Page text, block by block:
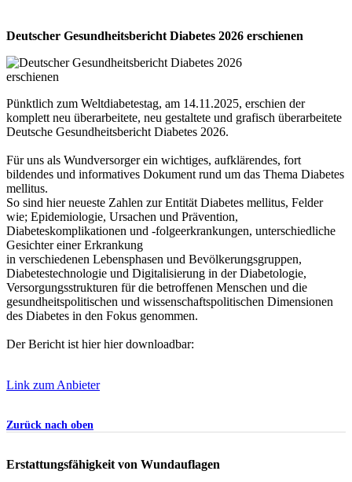
Deutscher Gesundheitsbericht Diabetes 2026 erschienen
Pünktlich zum Weltdiabetestag, am 14.11.2025, erschien der
komplett neu überarbeitete, neu gestaltete und grafisch überarbeitete
Deutsche Gesundheitsbericht Diabetes 2026.
Für uns als Wundversorger ein wichtiges, aufklärendes, fort
bildendes und informatives Dokument rund um das Thema Diabetes
mellitus.
So sind hier neueste Zahlen zur Entität Diabetes mellitus, Felder
wie; Epidemiologie, Ursachen und Prävention,
Diabeteskomplikationen und -folgeerkrankungen, unterschiedliche
Gesichter einer Erkrankung
in verschiedenen Lebensphasen und Bevölkerungsgruppen,
Diabetestechnologie und Digitalisierung in der Diabetologie,
Versorgungsstrukturen für die betroffenen Menschen und die
gesundheitspolitischen und wissenschaftspolitischen Dimensionen
des Diabetes in den Fokus genommen.
Der Bericht ist hier hier downloadbar:
Link zum Anbieter
Zurück nach oben
Erstattungsfähigkeit von Wundauflagen